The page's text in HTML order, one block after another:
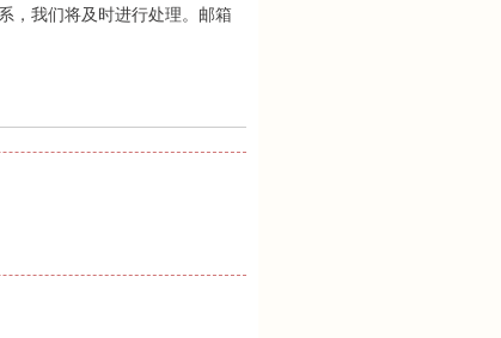
，我们将及时进行处理。邮箱